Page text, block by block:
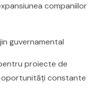
companiilor
guvernamental
proiecte de
constante